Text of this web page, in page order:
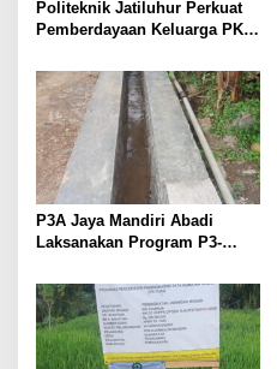
Politeknik Jatiluhur Perkuat
Pemberdayaan Keluarga PKH
P3A Jaya Mandiri Abadi
Laksanakan Program P3-
Irigasi di Wanayasa